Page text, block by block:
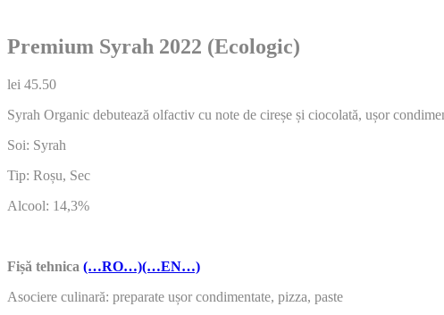
Premium Syrah 2022 (Ecologic)
lei 45.50
Syrah Organic debutează olfactiv cu note de cireșe și ciocolată, ușor
Soi: Syrah
Tip: Roșu, Sec
Alcool: 14,3%
Fișă tehnica (…RO…)(…EN…)
Asociere culinară: preparate ușor condimentate, pizza, paste